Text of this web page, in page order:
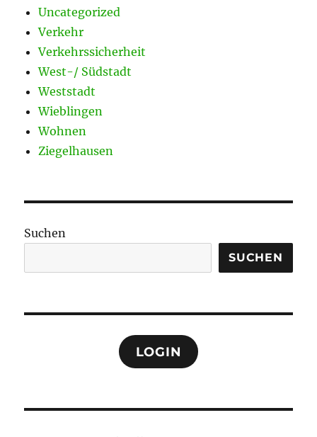
Uncategorized
Verkehr
Verkehrssicherheit
West-/ Südstadt
Weststadt
Wieblingen
Wohnen
Ziegelhausen
Suchen
SUCHEN
LOGIN